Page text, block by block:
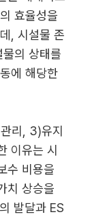
효율성을
, 시설물 존
의 상태를
에 해당한
리, 3)유지
이유는 시
수 비용을
치 상승을
발달과 ES